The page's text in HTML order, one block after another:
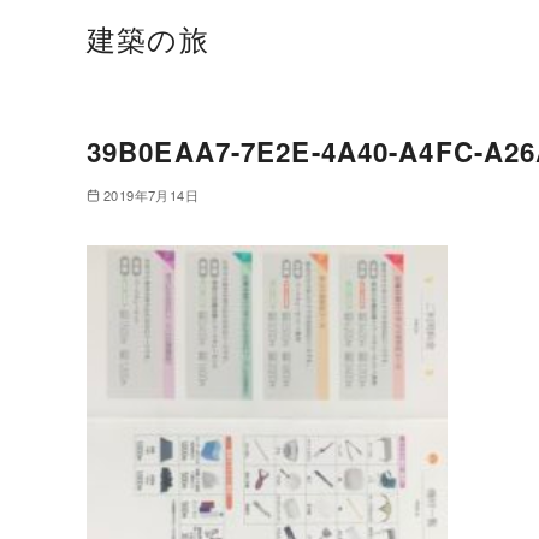
建築の旅
39B0EAA7-7E2E-4A40-A4FC-
2019年7月14日